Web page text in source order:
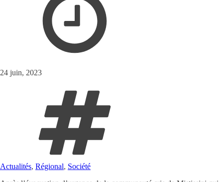
24 juin, 2023
Actualités, Régional, Société